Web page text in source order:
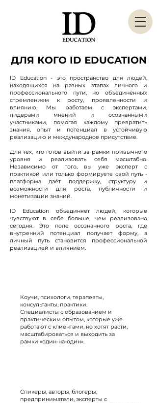
ДЛЯ КОГО ID EDUCATION
ID Education - это пространство для людей,
находящихся на разных этапах личного и
профессионального пути, но объединённых
стремлением к росту, проявленности и
влиянию. Мы работаем с экспертами,
лидерами мнений и осознанными
участниками, помогая каждому превратить
знания, опыт и потенциал в устойчивую
реализацию и международное присутствие.
Для тех, кто готов выйти за рамки привычного
уровня и реализовать себя масштабно.
Независимо от того, вы уже эксперт с
практикой или только формируете свой путь -
платформа даёт поддержку, структуру и
возможности для роста, публичности и
монетизации знаний.
ID Education объединяет людей, которые
чувствуют в себе больше, чем реализовано
сегодня. Это поле осознанного роста, где
внутренний потенциал получает форму, а
личный путь становится профессиональной
реализацией и влиянием.
Коучи, психологи, терапевты,
консультанты, практики.
Специалисты с образованием и
практическим опытом, которые уже
работают с клиентами, но хотят расти,
масштабироваться и выходить за
рамки «один-на-один».
Спикеры, авторы, блогеры,
предприниматели, эксперты с